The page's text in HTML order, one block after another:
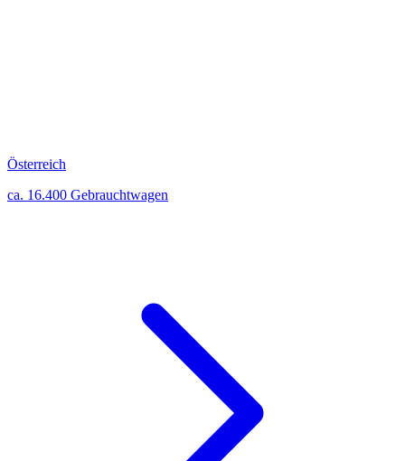
Österreich
ca. 16.400 Gebrauchtwagen